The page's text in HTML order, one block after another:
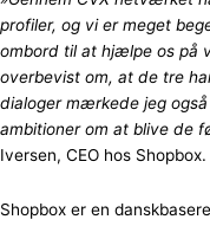
profiler, og vi er meget
ombord til at hjælpe os på
overbevist om, at de tre
dialoger mærkede jeg
ambitioner om at blive de
Iversen, CEO hos Shopbox.
Shopbox er en